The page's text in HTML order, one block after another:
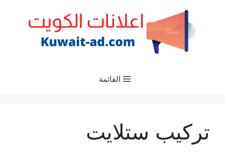
القائمة
تركيب ستلايت